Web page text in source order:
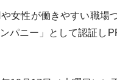
女性が働きやすい職場
パニー」として認証し